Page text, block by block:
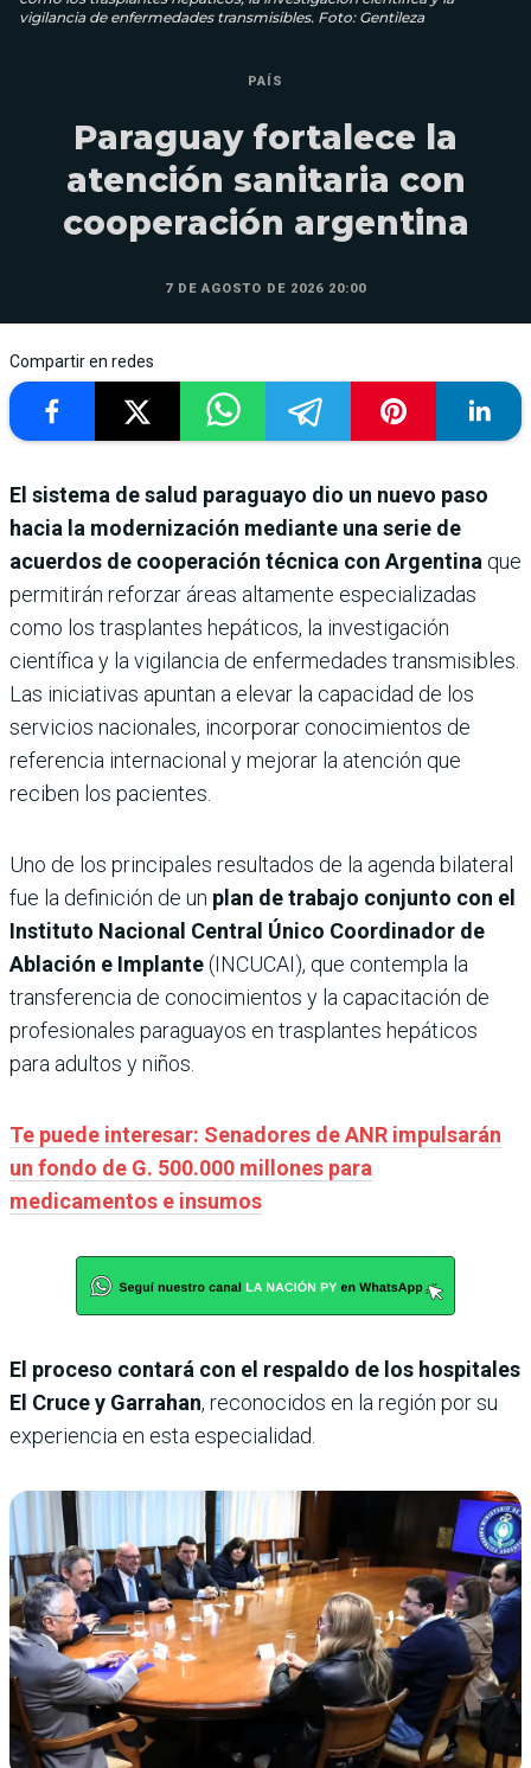
vigilancia de enfermedades transmisibles. Foto: Gentileza
PAÍS
Paraguay fortalece la
atención sanitaria con
cooperación argentina
7 DE AGOSTO DE 2026 20:00
Compartir en redes
El sistema de salud paraguayo dio un nuevo paso
hacia la modernización mediante una serie de
acuerdos de cooperación técnica con Argentina que
permitirán reforzar áreas altamente especializadas
como los trasplantes hepáticos, la investigación
científica y la vigilancia de enfermedades transmisibles.
Las iniciativas apuntan a elevar la capacidad de los
servicios nacionales, incorporar conocimientos de
referencia internacional y mejorar la atención que
reciben los pacientes.
Uno de los principales resultados de la agenda bilateral
fue la definición de un plan de trabajo conjunto con el
Instituto Nacional Central Único Coordinador de
Ablación e Implante(INCUCAI), que contempla la
transferencia de conocimientos y la capacitación de
profesionales paraguayos en trasplantes hepáticos
para adultos y niños.
Te puede interesar: Senadores de ANR impulsarán
un fondo de G. 500.000 millones para
medicamentos e insumos
El proceso contará con el respaldo de los hospitales
El Cruce y Garrahan, reconocidos en la región por su
experiencia en esta especialidad.